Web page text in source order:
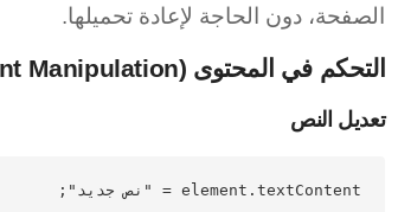
الصفحة، دون الحاجة لإعادة تحميلها.
التحكم في المحتوى (Content Manipulation)
تعديل النص
element.textContent = "نص جديد";